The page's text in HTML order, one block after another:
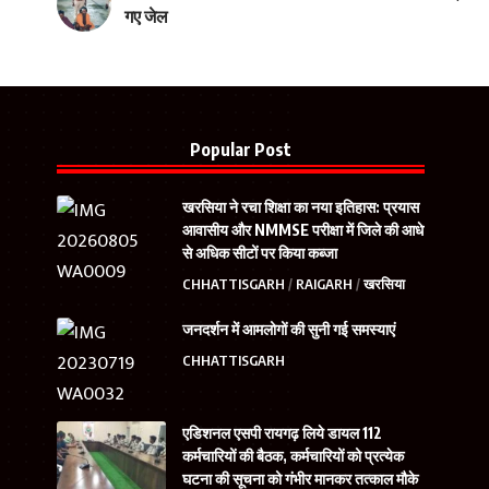
गए जेल
Popular Post
खरसिया ने रचा शिक्षा का नया इतिहास: प्रयास
आवासीय और NMMSE परीक्षा में जिले की आधे
से अधिक सीटों पर किया कब्जा
CHHATTISGARH RAIGARH खरसिया
जनदर्शन में आमलोगों की सुनी गई समस्याएं
CHHATTISGARH
एडिशनल एसपी रायगढ़ लिये डायल 112
कर्मचारियों की बैठक, कर्मचारियों को प्रत्येक
घटना की सूचना को गंभीर मानकर तत्काल मौके